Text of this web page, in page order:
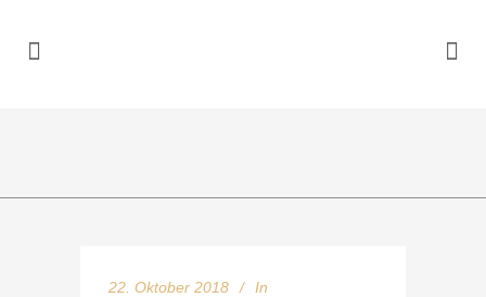
22. Oktober 2018 In